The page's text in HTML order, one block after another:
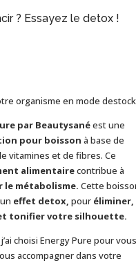
? Essayez le detox !
organisme en mode
par Beautysanéest une
pour boisson à base de
vitamines et de fibres. Ce
alimentairecontribue à
le métabolisme. Cette
effet detox, pour éliminer,
tonifier votre silhouette.
choisi Energy Pure pour vous
accompagner dans votre